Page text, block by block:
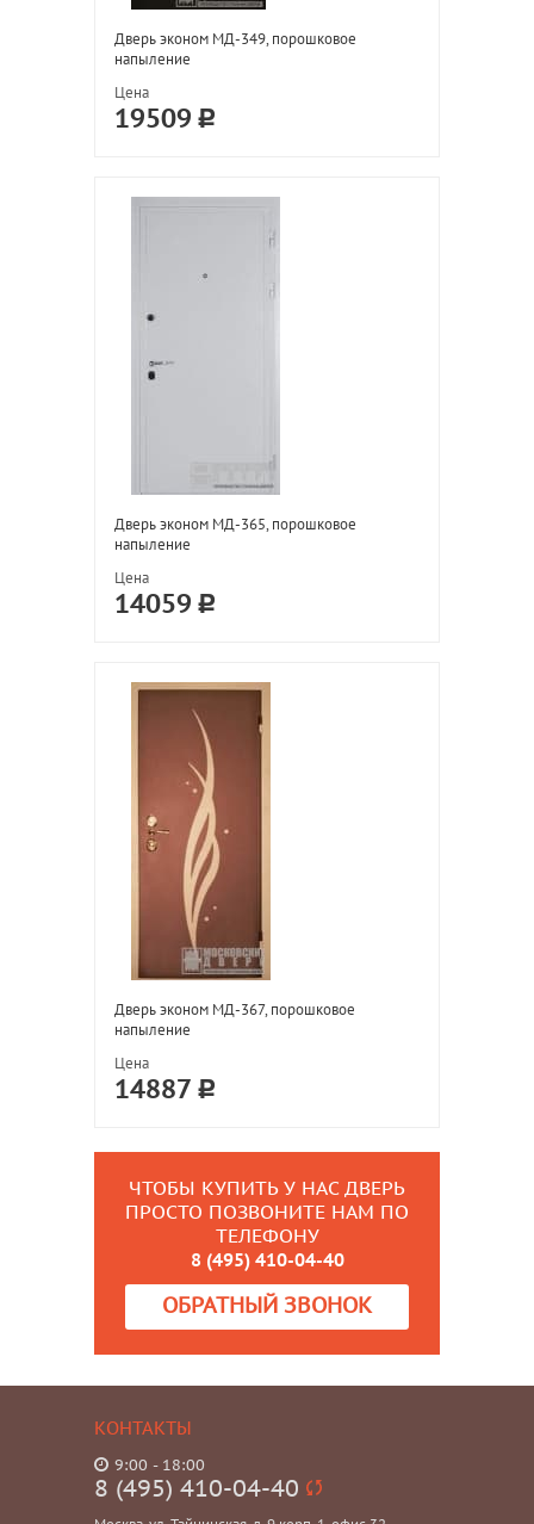
Дверь эконом МД-349, порошковое
напыление
Цена
19509
Дверь эконом МД-365, порошковое
напыление
Цена
14059
Дверь эконом МД-367, порошковое
напыление
Цена
14887
ЧТОБЫ КУПИТЬ У НАС ДВЕРЬ
ПРОСТО ПОЗВОНИТЕ НАМ ПО
ТЕЛЕФОНУ
8 (495) 410-04-40
ОБРАТНЫЙ ЗВОНОК
КОНТАКТЫ
9:00 - 18:00
8 (495) 410-04-40